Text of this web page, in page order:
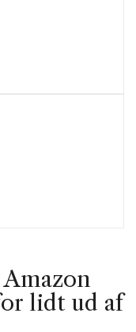
lidt ud af